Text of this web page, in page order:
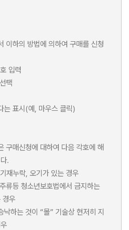
이하의 방법에 의하여 구매를 신청
입력
택
표시(예, 마우스 클릭)
매신청에 대하여 다음 각호에 해
.
재누락, 오기가 있는 경우
등 청소년보호법에서 금지하는
경우
하는 것이 “몰” 기술상 현저히 지